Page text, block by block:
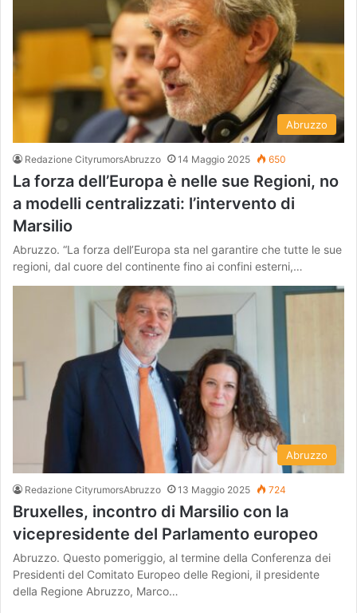
Abruzzo
Redazione CityrumorsAbruzzo 14 Maggio 2025 650
La forza dell’Europa è nelle sue Regioni, no
a modelli centralizzati: l’intervento di
Marsilio
Abruzzo. “La forza dell’Europa sta nel garantire che tutte le sue
regioni, dal cuore del continente fino ai confini esterni,…
Abruzzo
Redazione CityrumorsAbruzzo 13 Maggio 2025 724
Bruxelles, incontro di Marsilio con la
vicepresidente del Parlamento europeo
Abruzzo. Questo pomeriggio, al termine della Conferenza dei
Presidenti del Comitato Europeo delle Regioni, il presidente
della Regione Abruzzo, Marco…